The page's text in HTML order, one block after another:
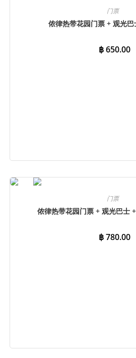
门票
侬律热带花园门票 + 观光
฿650.00
立即预订
门票
侬律热带花园门票 + 观光巴士
฿780.00